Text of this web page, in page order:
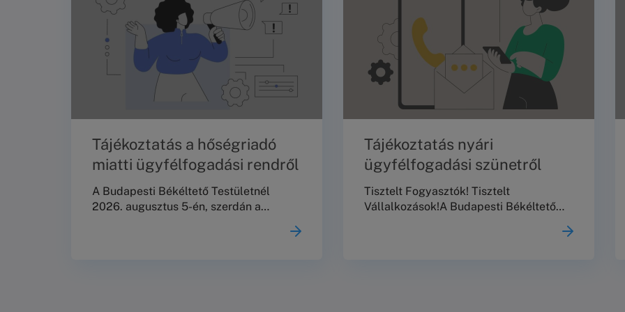
Tájékoztatás a hőségriadó
miatti ügyfélfogadási rendről
A Budapesti Békéltető Testületnél
2026. augusztus 5-én, szerdán a
Tájékoztatás nyári
ügyfélfogadási szünetről
Tisztelt Fogyasztók! Tisztelt
Vállalkozások!A Budapesti Békéltető